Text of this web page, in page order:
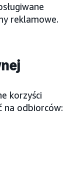
reklamowe.
korzyści
na odbiorców: